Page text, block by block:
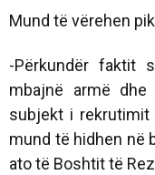
Mund të vërehen
-Përkundër faktit
mbajnë armë
subjekt i rekrutimit
mund të hidhen në
ato të Boshtit të